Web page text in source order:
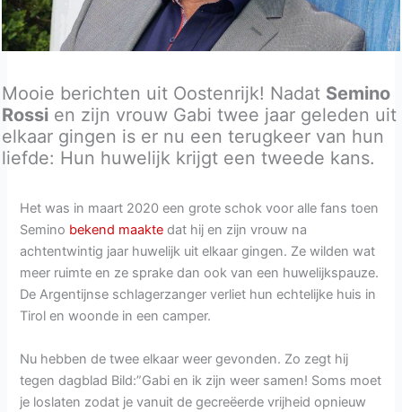
Mooie berichten uit Oostenrijk! Nadat Semino
Rossi en zijn vrouw Gabi twee jaar geleden uit
elkaar gingen is er nu een terugkeer van hun
liefde: Hun huwelijk krijgt een tweede kans.
Het was in maart 2020 een grote schok voor alle fans toen
Semino bekend maakte dat hij en zijn vrouw na
achtentwintig jaar huwelijk uit elkaar gingen. Ze wilden wat
meer ruimte en ze sprake dan ook van een huwelijkspauze.
De Argentijnse schlagerzanger verliet hun echtelijke huis in
Tirol en woonde in een camper.
Nu hebben de twee elkaar weer gevonden. Zo zegt hij
tegen dagblad Bild:”Gabi en ik zijn weer samen! Soms moet
je loslaten zodat je vanuit de gecreëerde vrijheid opnieuw